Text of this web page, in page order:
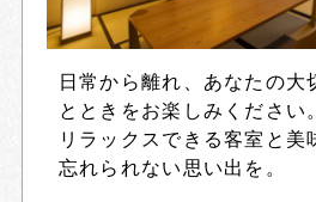
日常から離れ、あなたの大
とときをお楽しみください
リラックスできる客室と美
忘れられない思い出を。